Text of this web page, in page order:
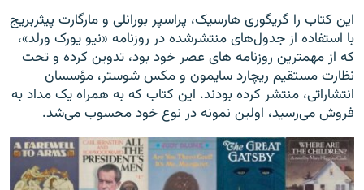
این کتاب را گریگوری هارسیک،‌ پراسپر بورانلی و مارگارت پیثربریج
با استفاده از جدول‌های منتشرشده در روزنامه «نیو یورک ورلد»،
که از مهمترین روزنامه های عصر خود بود، تدوین کرده و تحت
نظارت مستقیم ریچارد سایمون و مکس شوستر، مؤسسان
انتشاراتی،‌ منتشر کرده بودند. این کتاب که به همراه یک مداد به
فروش می‌رسید، اولین نمونه در نوع خود محسوب می‌شد.